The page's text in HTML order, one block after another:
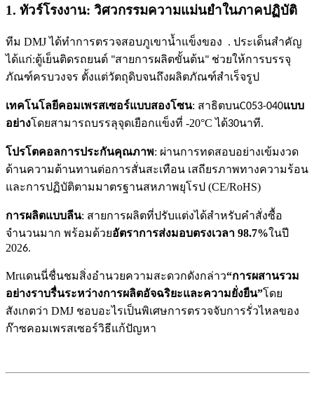
1. ทัวร์โรงงาน: วิศวกรรมความแม่นยำในภาคปฏิบัติ
ทีม DMJ ได้ทำการตรวจสอบภูเขาน้ำแข็งของ ​ . ประเด็นสำคัญ
ได้แก่:ตู้เย็นติดรถยนต์ "สายการผลิตขั้นต้น" ช่วยให้การบรรจุ
ภัณฑ์ครบวงจร ตั้งแต่วัตถุดิบจนถึงผลิตภัณฑ์สำเร็จรูป
เทคโนโลยีคอมเพรสเซอร์แบบสองโซน: สาธิตบนC053-040แบบ
อย่างโดยสามารถบรรลุจุดเยือกแข็งที่ -20°C ได้30นาที.
โปรโตคอลการประกันคุณภาพ: ผ่านการทดสอบอย่างเข้มงวด
ด้านความต้านทานต่อการสั่นสะเทือน เสถียรภาพทางความร้อน
และการปฏิบัติตามมาตรฐานสหภาพยุโรป (CE/RoHS)
การผลิตแบบลีน: สายการผลิตที่ปรับแต่งได้สำหรับคำสั่งซื้อ
จำนวนมาก พร้อมด้วยอัตราการส่งมอบตรงเวลา 98.7%ในปี
2026.
Mrแดนนี่ชื่นชมสิ่งอำนวยความสะดวกดังกล่าว“การผสานรวม
อย่างราบรื่นระหว่างการผลิตอัจฉริยะและความยั่งยืน”โดย
สังเกตว่า DMJ ชอบอะไรเป็นพิเศษการตรวจจับการรั่วไหลของ
ก๊าซคอมเพรสเซอร์วิธีแก้ปัญหา